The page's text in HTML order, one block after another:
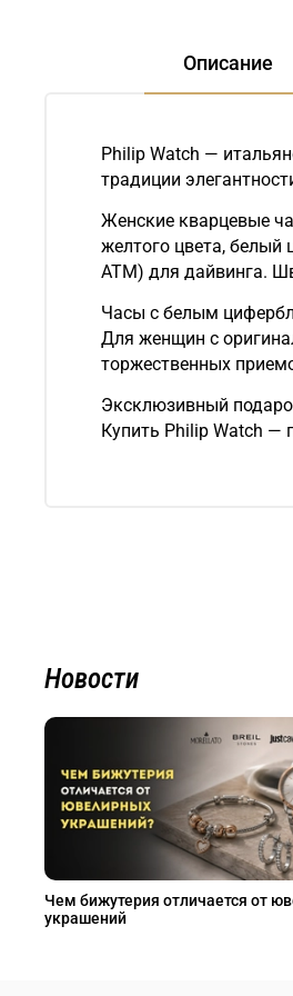
Описание
Philip Watch —
традиции
Женские кварцевые
желтого цвета,
АТМ) для дайвинга.
Часы с белым
Для женщин с
торжественных
Эксклюзивный
Купить Philip Watch —
Новости
Чем бижутерия отличается от
украшений